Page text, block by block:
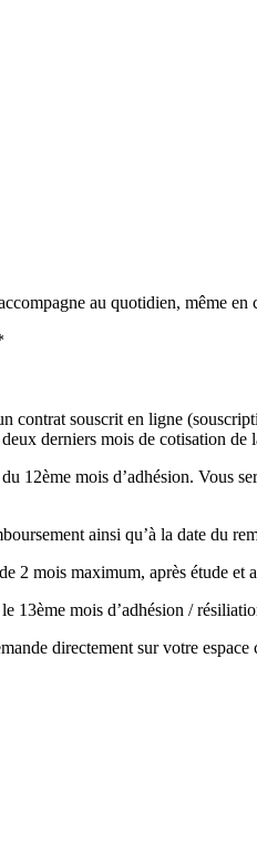
au quotidien, même en
souscrit en ligne
derniers mois de cotisation
12ème mois d’adhésion. Vous
ainsi qu’à la date du
2 mois maximum, après étude et
mois d’adhésion /
directement sur votre espace